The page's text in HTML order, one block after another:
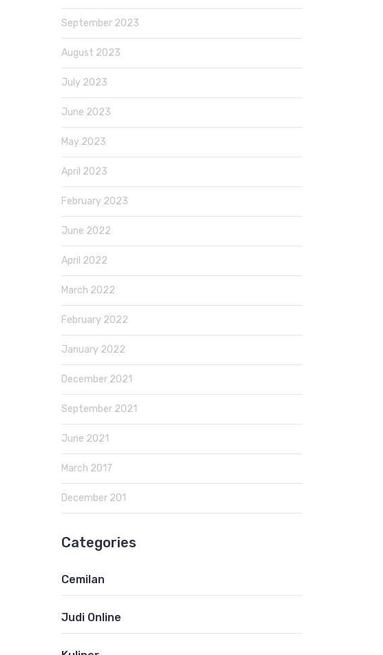
September 2023
August 2023
July 2023
June 2023
May 2023
April 2023
February 2023
June 2022
April 2022
March 2022
February 2022
January 2022
December 2021
September 2021
June 2021
March 2017
December 201
Categories
Cemilan
Judi Online